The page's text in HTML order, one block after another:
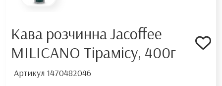
Кава розчинна Jacoffee
MILICANO Тірамісу, 400г
Артикул 1470482046